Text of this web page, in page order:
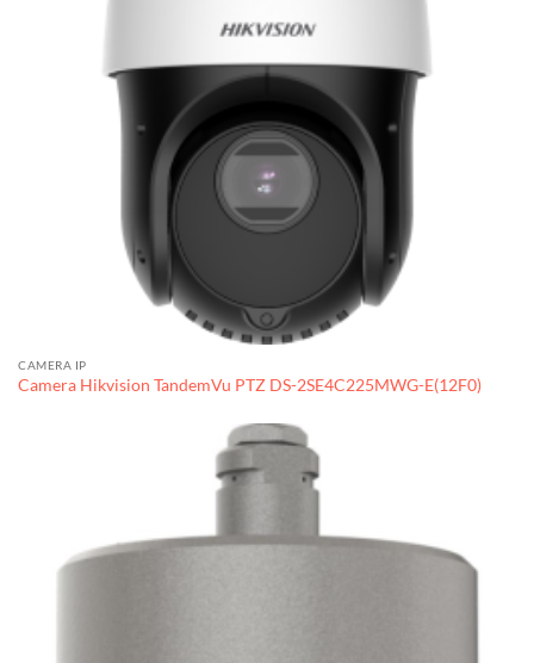
CAMERA IP
Camera Hikvision TandemVu PTZ DS-2SE4C225MWG-E(12F0)